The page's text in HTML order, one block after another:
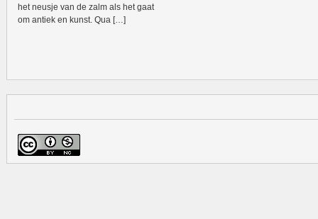
het neusje van de zalm als het gaat
om antiek en kunst. Qua […]